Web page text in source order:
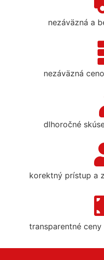
nezáväzná a
nezáväzná
dlhoročné
korektný prístup a
transparentné